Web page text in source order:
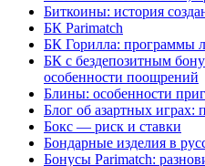
Биткоины: история
БК Parimatch
БК Горилла: программы
БК с бездепозитным
особенности поощрений
Блины: особенности
Блог об азартных
Бокс — риск и ставки
Бондарные изделия в
Бонусы Parimatch: